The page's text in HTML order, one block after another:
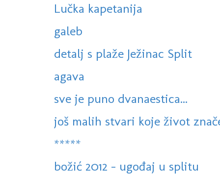
Lučka kapetanija
galeb
detalj s plaže Ježinac Split
agava
sve je puno dvanaestica...
još malih stvari koje život
*****
božić 2012 - ugođaj u splitu